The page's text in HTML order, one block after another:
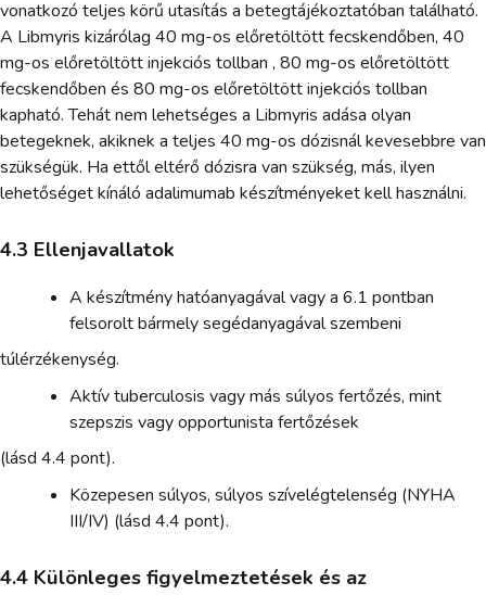
vonatkozó teljes körű utasítás a betegtájékoztatóban található.
A Libmyris kizárólag 40 mg-os előretöltött fecskendőben, 40
mg-os előretöltött injekciós tollban , 80 mg-os előretöltött
fecskendőben és 80 mg-os előretöltött injekciós tollban
kapható. Tehát nem lehetséges a Libmyris adása olyan
betegeknek, akiknek a teljes 40 mg-os dózisnál kevesebbre van
szükségük. Ha ettől eltérő dózisra van szükség, más, ilyen
lehetőséget kínáló adalimumab készítményeket kell használni.
4.3 Ellenjavallatok
A készítmény hatóanyagával vagy a 6.1 pontban
felsorolt bármely segédanyagával szembeni
túlérzékenység.
Aktív tuberculosis vagy más súlyos fertőzés, mint
szepszis vagy opportunista fertőzések
(lásd 4.4 pont).
Közepesen súlyos, súlyos szívelégtelenség (NYHA
III/IV) (lásd 4.4 pont).
4.4 Különleges figyelmeztetések és az